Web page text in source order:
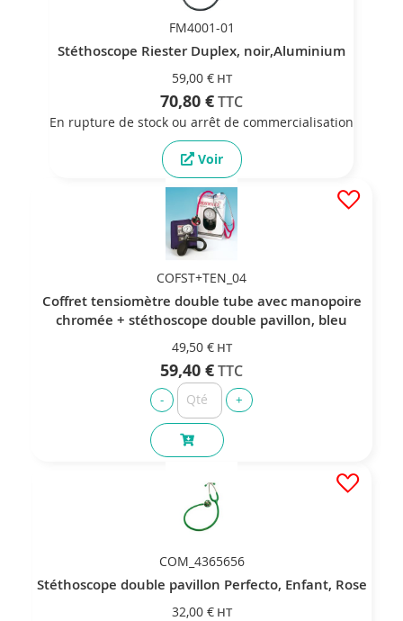
FM4001-01
Stéthoscope Riester Duplex, noir,Aluminium
59,00 €
70,80 €
En rupture de stock ou arrêt de commercialisation
Voir
COFST+TEN_04
Coffret tensiomètre double tube avec manopoire
chromée + stéthoscope double pavillon, bleu
49,50 €
59,40 €
COM_4365656
Stéthoscope double pavillon Perfecto, Enfant, Rose
32,00 €